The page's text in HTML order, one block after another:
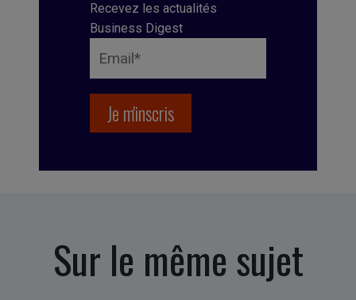
Recevez les actualités
Business Digest
Sur le même sujet